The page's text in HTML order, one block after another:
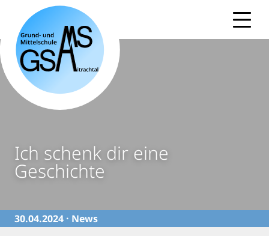
content
Ich schenk dir eine
Geschichte
30.04.2024 · News